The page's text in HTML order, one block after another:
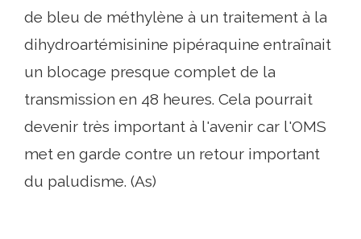
de bleu de méthylène à un traitement à la
dihydroartémisinine pipéraquine entraînait
un blocage presque complet de la
transmission en 48 heures. Cela pourrait
devenir très important à l'avenir car l'OMS
met en garde contre un retour important
du paludisme. (As)